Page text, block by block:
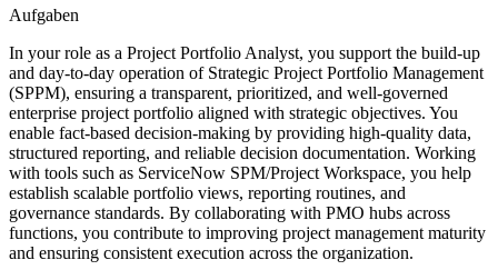
Aufgaben
In your role as a Project Portfolio Analyst, you support the build-up
and day-to-day operation of Strategic Project Portfolio Management
(SPPM), ensuring a transparent, prioritized, and well-governed
enterprise project portfolio aligned with strategic objectives. You
enable fact-based decision-making by providing high-quality data,
structured reporting, and reliable decision documentation. Working
with tools such as ServiceNow SPM/Project Workspace, you help
establish scalable portfolio views, reporting routines, and
governance standards. By collaborating with PMO hubs across
functions, you contribute to improving project management maturity
and ensuring consistent execution across the organization.